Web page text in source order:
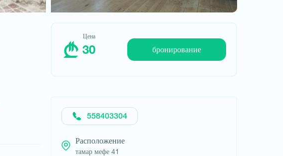
Цена
30 бронирование
558403304
Расположение
тамар мефе 41